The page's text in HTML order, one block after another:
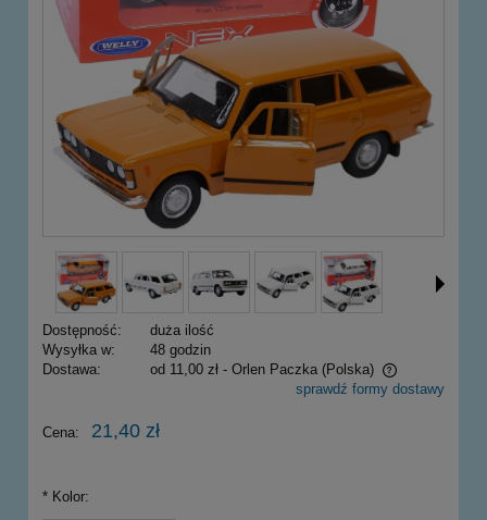
Dostępność:
duża ilość
Wysyłka w:
48 godzin
Dostawa:
od 11,00 zł - Orlen Paczka (Polska)
Cena nie zawiera ewentualnych kosztów płatności
sprawdź formy dostawy
Cena: 21,40 zł
* Kolor: